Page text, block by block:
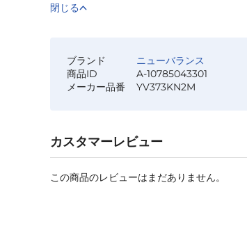
閉じる
ブランド
ニューバランス
商品ID
A-10785043301
メーカー品番
YV373KN2M
カスタマーレビュー
この商品のレビューはまだありません。